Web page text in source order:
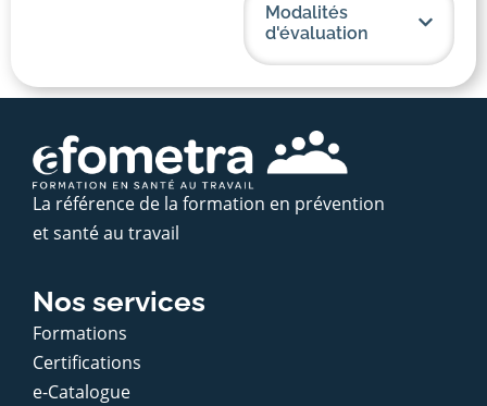
Modalités
d'évaluation
La référence de la formation en prévention
et santé au travail
Nos services
Formations
Certifications
e-Catalogue